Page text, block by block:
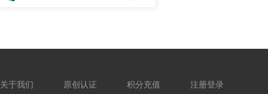
关于我们
原创认证
积分充值
注册登录